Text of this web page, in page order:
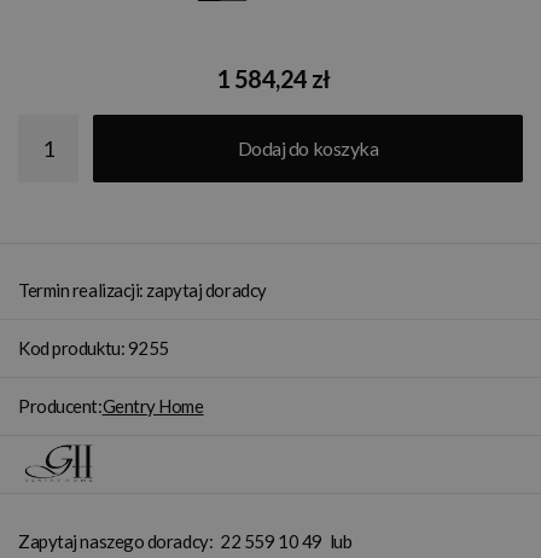
1 584,24 zł
Dodaj do koszyka
Termin realizacji: zapytaj doradcy
Kod produktu: 9255
Producent:Gentry Home
Zapytaj naszego doradcy: 22 559 10 49 lub